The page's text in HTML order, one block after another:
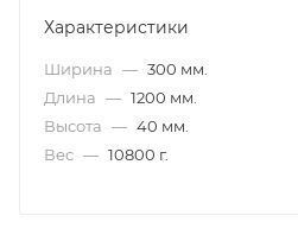
Характеристики
Ширина — 300 мм.
Длина — 1200 мм.
Высота — 40 мм.
Вес — 10800 г.